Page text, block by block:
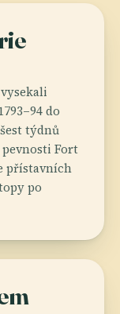
do
týdnů
Fort
přístavních
po